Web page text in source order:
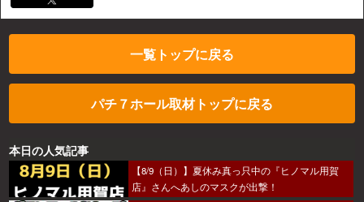
一覧トップに戻る
パチ７ホール取材トップに戻る
本日の人気記事
【8/9（日）】夏休み真っ只中の『ヒノマル用賀
店』さんへあしのマスクが出撃！